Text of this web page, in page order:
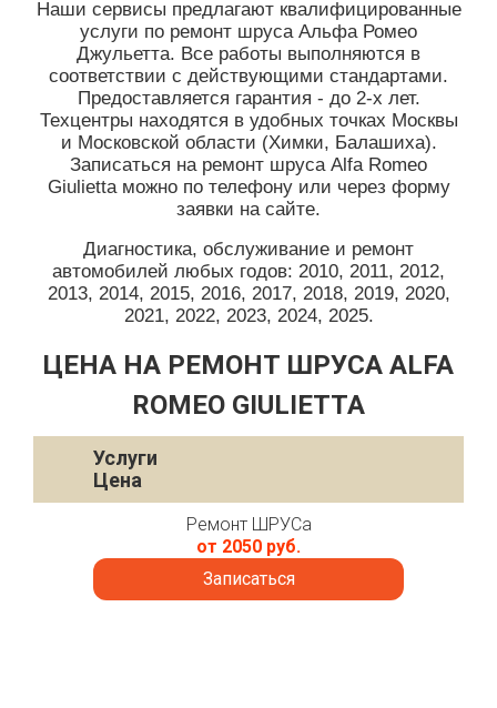
Наши сервисы предлагают квалифицированные
услуги по ремонт шруса Альфа Ромео
Джульетта. Все работы выполняются в
соответствии с действующими стандартами.
Предоставляется гарантия - до 2-х лет.
Техцентры находятся в удобных точках Москвы
и Московской области (Химки, Балашиха).
Записаться на ремонт шруса Alfa Romeo
Giulietta можно по телефону или через форму
заявки на сайте.
Диагностика, обслуживание и ремонт
автомобилей любых годов: 2010, 2011, 2012,
2013, 2014, 2015, 2016, 2017, 2018, 2019, 2020,
2021, 2022, 2023, 2024, 2025.
ЦЕНА НА РЕМОНТ ШРУСА ALFA
ROMEO GIULIETTA
Услуги
Цена
Ремонт ШРУСа
от 2050 руб.
Записаться